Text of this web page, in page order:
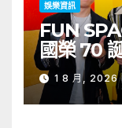
娛樂資訊
FUN
國榮 70
1 日至 10
購
1 8 月, 2026